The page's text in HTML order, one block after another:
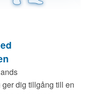
dig tillgång till en